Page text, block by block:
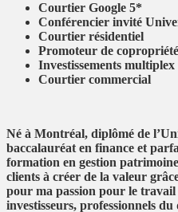
Courtier Google 5*
Conférencier invité
Courtier résidentiel
Promoteur de copropriété
Investissements multiplex
Courtier commercial
Né à Montréal, diplômé de l’
baccalauréat en finance et
formation en gestion patrimoine
clients à créer de la valeur grâ
pour ma passion pour le travail
investisseurs, professionnels du